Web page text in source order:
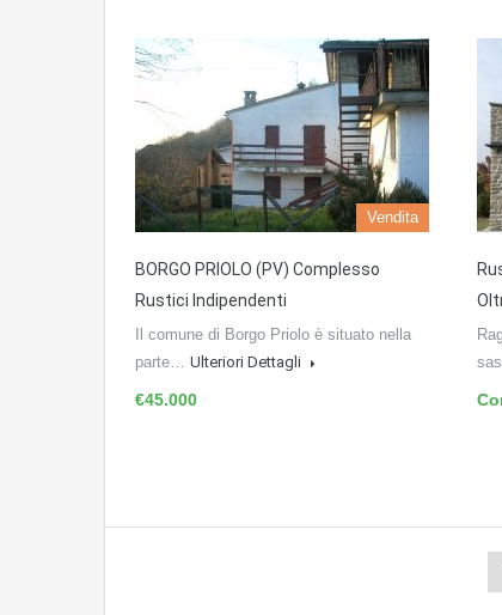
Vendita
BORGO PRIOLO (PV) Complesso
Rustici Indipendenti
Il comune di Borgo Priolo è situato nella
parte… Ulteriori Dettagli
€45.000